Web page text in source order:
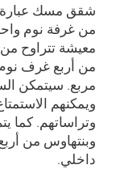
شقق مسك عبارة
من غرفة نوم
مربع. سيتمكن
ويمكنهم
وتراساتهم. كما
وبنتهاوس من
داخلي.